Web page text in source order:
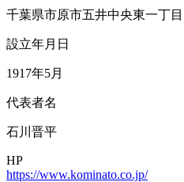
千葉県市原市五井中央東一丁目
設立年月日
1917年5月
代表者名
石川晋平
HP
https://www.kominato.co.jp/